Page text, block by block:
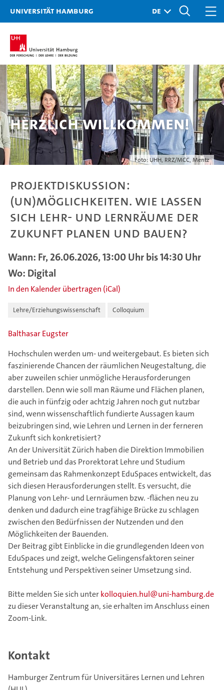
Universität Hamburg
Foto: UHH, RRZ/MCC, Mentz
Herzlich Willkommen!
Projektdiskussion:
(Un)Möglichkeiten. Wie lassen
sich Lehr- und Lernräume der
Zukunft planen und bauen?
Wann: Fr, 26.06.2026, 13:00 Uhr bis 14:30 Uhr
Wo: Digital
In den Kalender übertragen (iCal)
Lehre/Erziehungswissenschaft Colloquium
Balthasar Eugster
Hochschulen werden um- und weitergebaut. Es bieten sich
faszinierende Chancen der räumlichen Neugestaltung, die
aber zuweilen schier unmögliche Herausforderungen
darstellen. Denn wie soll man Räume und Flächen planen,
die auch in fünfzig oder achtzig Jahren noch gut nutzbar
sind, wenn wissenschaftlich fundierte Aussagen kaum
beizubringen sind, wie Lehren und Lernen in der ferneren
Zukunft sich konkretisiert?
An der Universität Zürich haben die Direktion Immobilien
und Betrieb und das Prorektorat Lehre und Studium
gemeinsam das Rahmenkonzept EduSpaces entwickelt, das
sich diesen Herausforderungen stellt. Es versucht, die
Planung von Lehr- und Lernräumen bzw. -flächen neu zu
denken und dadurch eine tragfähige Brücke zu schlagen
zwischen den Bedürfnissen der Nutzenden und den
Möglichkeiten der Bauenden.
Der Beitrag gibt Einblicke in die grundlegenden Ideen von
EduSpaces und zeigt, welche Gelingensfaktoren seiner
Entstehung und Perspektiven seiner Umsetzung sind.
Bitte melden Sie sich unterkolloquien.hul@uni-hamburg.de
zu dieser Veranstaltung an, sie erhalten im Anschluss einen
Zoom-Link.
Kontakt
Hamburger Zentrum für Universitäres Lernen und Lehren